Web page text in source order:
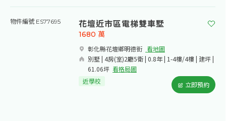
物件編號 ES77695 花壇近市區電梯雙車墅
彰化縣花壇鄉明德街​ 看地圖
別墅 | 4房(室)2廳5衛 | 0.8年 | 1-4樓/4樓 | 建坪 |
61.06坪 看格局圖
1680 萬
近學校 立即預約